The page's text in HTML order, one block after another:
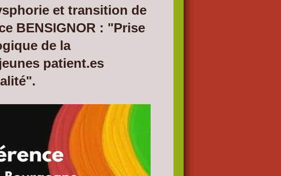
et transition de
BENSIGNOR : "Prise
de la
patient.es